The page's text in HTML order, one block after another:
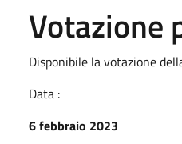
Votazione
Disponibile la votazione
Data :
6 febbraio 2023